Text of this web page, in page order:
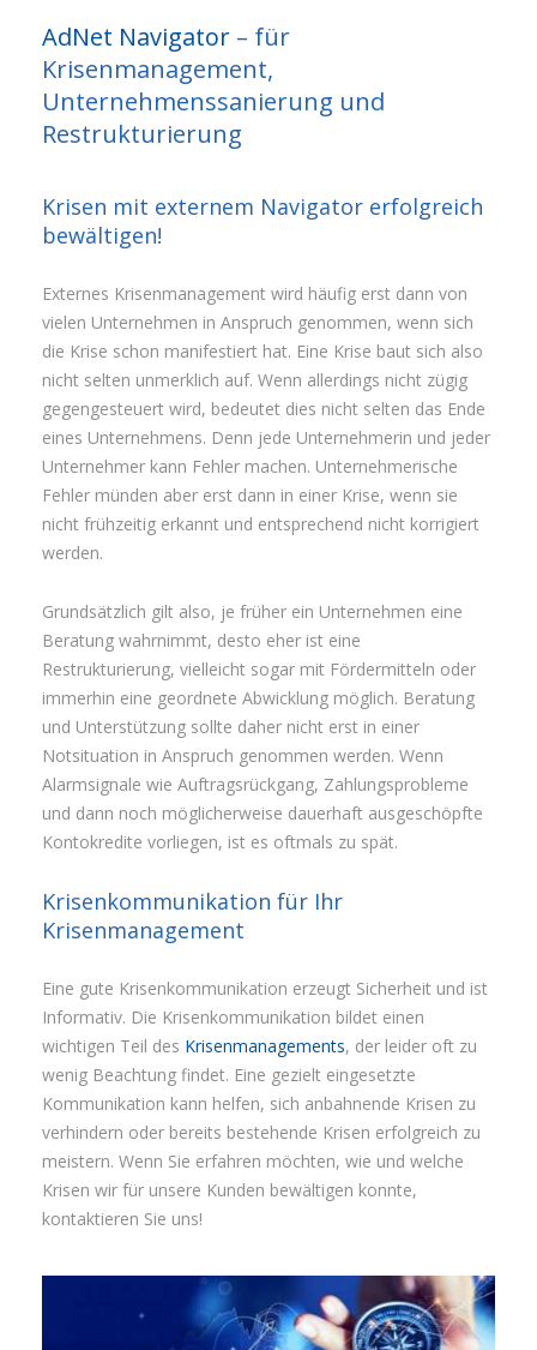
AdNet Navigator – für
Krisenmanagement,
Unternehmenssanierung und
Restrukturierung
Krisen mit externem Navigator erfolgreich
bewältigen!
Externes Krisenmanagement wird häufig erst dann von
vielen Unternehmen in Anspruch genommen, wenn sich
die Krise schon manifestiert hat. Eine Krise baut sich also
nicht selten unmerklich auf. Wenn allerdings nicht zügig
gegengesteuert wird, bedeutet dies nicht selten das Ende
eines Unternehmens. Denn jede Unternehmerin und jeder
Unternehmer kann Fehler machen. Unternehmerische
Fehler münden aber erst dann in einer Krise, wenn sie
nicht frühzeitig erkannt und entsprechend nicht korrigiert
werden.
Grundsätzlich gilt also, je früher ein Unternehmen eine
Beratung wahrnimmt, desto eher ist eine
Restrukturierung, vielleicht sogar mit Fördermitteln oder
immerhin eine geordnete Abwicklung möglich. Beratung
und Unterstützung sollte daher nicht erst in einer
Notsituation in Anspruch genommen werden. Wenn
Alarmsignale wie Auftragsrückgang, Zahlungsprobleme
und dann noch möglicherweise dauerhaft ausgeschöpfte
Kontokredite vorliegen, ist es oftmals zu spät.
Krisenkommunikation für Ihr
Krisenmanagement
Eine gute Krisenkommunikation erzeugt Sicherheit und ist
Informativ. Die Krisenkommunikation bildet einen
wichtigen Teil des Krisenmanagements, der leider oft zu
wenig Beachtung findet. Eine gezielt eingesetzte
Kommunikation kann helfen, sich anbahnende Krisen zu
verhindern oder bereits bestehende Krisen erfolgreich zu
meistern. Wenn Sie erfahren möchten, wie und welche
Krisen wir für unsere Kunden bewältigen konnte,
kontaktieren Sie uns!